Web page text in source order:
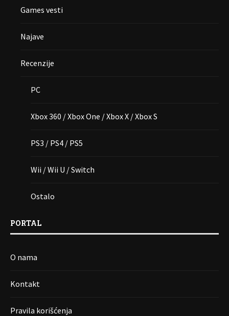
Games vesti
Najave
Recenzije
PC
Xbox 360 / Xbox One / Xbox X / Xbox S
PS3 / PS4 / PS5
Wii / Wii U / Switch
Ostalo
PORTAL
O nama
Kontakt
Pravila korišćenja